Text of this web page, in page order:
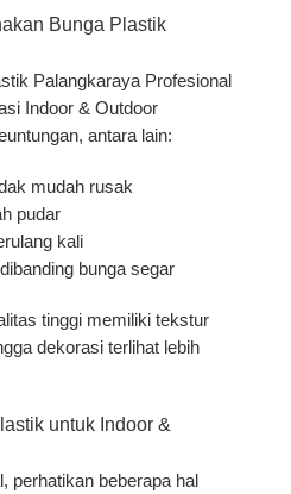
Bunga Plastik
Palangkaraya Profesional
Indoor & Outdoor
antara lain:
mudah rusak
pudar
kali
bunga segar
tinggi memiliki tekstur
dekorasi terlihat lebih
untuk Indoor &
perhatikan beberapa hal